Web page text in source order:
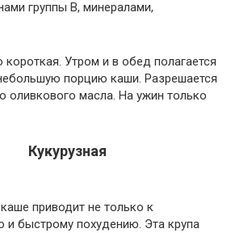
группы В, минералами,
короткая. Утром и в обед полагается
порцию каши. Разрешается
оливкового масла. На ужин только
Кукурузная
приводит не только к
и быстрому похудению. Эта крупа